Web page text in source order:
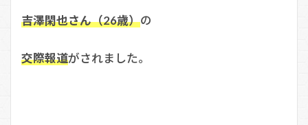
吉澤閑也さん（26歳）の
交際報道がされました。